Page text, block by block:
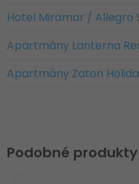
Hotel Miramar / Allegro
Apartmány Lanterna
Apartmány Zaton
Podobné produkty